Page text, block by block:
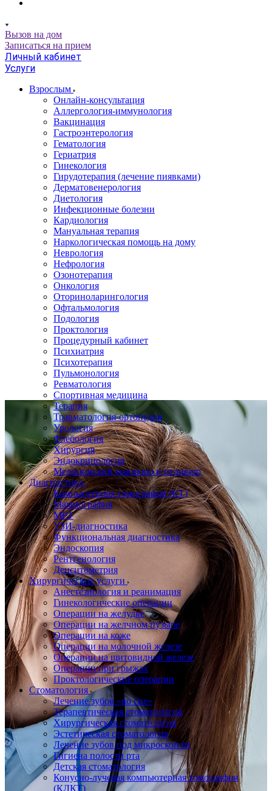
Вызов на дом
Записаться на прием
Личный кабинет
Услуги
Взрослым
Онлайн-консультация
Аллергология-иммунология
Вакцинация
Гастроэнтерология
Гематология
Гериатрия
Гинекология
Гирудотерапия (лечение пиявками)
Дерматовенерология
Диетология
Инфекционные болезни
Кардиология
Мануальная терапия
Наркологическая помощь на дому
Неврология
Нефрология
Озонотерапия
Онкология
Оториноларингология
Офтальмология
Подология
Проктология
Процедурный кабинет
Психиатрия
Психотерапия
Пульмонология
Ревматология
Спортивная медицина
Терапия
Травматология-ортопедия
Урология
Флебология
Хирургия
Эндокринология
Медицинский маникюр и педикюр
Диагностика
Компьютерная томография (КТ)
Маммография
МРТ
УЗИ-диагностика
Функциональная диагностика
Эндоскопия
Рентгенология
Денситометрия
Хирургические услуги
Анестезиология и реанимация
Гинекологические операции
Операции на желудке
Операции на желчном пузыре
Операции на коже
Операции на молочной железе
Операции на щитовидной железе
Операции при грыжах
Проктологические операции
Стоматология
Лечение зубов «во сне»
Терапевтическая стоматология
Хирургическая стоматология
Эстетическая стоматология
Лечение зубов под микроскопом
Гигиена полости рта
Детская стоматология
Конусно-лучевая компьютерная томография
(КЛКТ)